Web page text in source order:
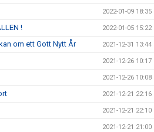
2022-01-09 18:35
! 2022-01-05 15:22
om ett Gott Nytt År 2021-12-31 13:44
2021-12-26 10:17
2021-12-26 10:08
2021-12-21 22:16
2021-12-21 22:10
2021-12-21 21:00